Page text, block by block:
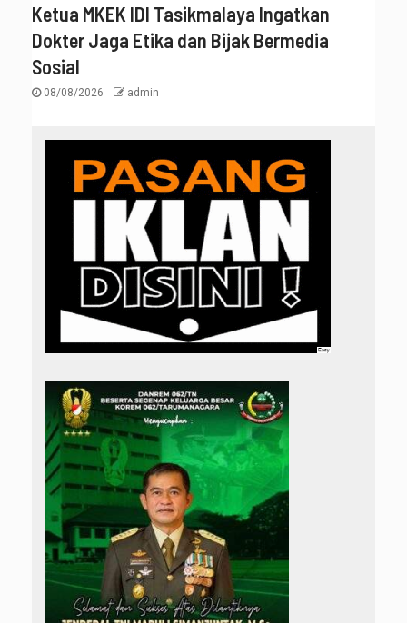
Ketua MKEK IDI Tasikmalaya Ingatkan
Dokter Jaga Etika dan Bijak Bermedia
Sosial
08/08/2026 admin